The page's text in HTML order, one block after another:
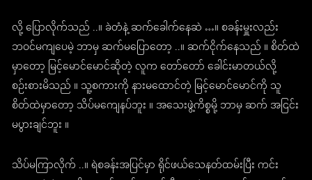
လို့ ပြောလိုက်သည် ..။ ခဲတံနဲ့ ဆက်ခေါက်နေဆဲ …။ စခန်းမှူးလည်း
ဘဝင်မကျပေမဲ့ ဘာမှ ဆက်မပြောတော့ ..။ ဆက်ငိုက်နေသည် ။ စိတ်ထဲ
မှာတော့ မြင့်မောင်မောင်ဆိုတဲ့ လူက တော်တော် ခေါင်းမာတယ်လို့
စဉ်းစားမိသည် ။ သူ့စကားကို နားမထောင်တဲ့ မြင့်မောင်မောင်ကို သူ
စိတ်ထဲမှာတော့ သိပ်မကျေနပ်ဘူး ။ အသေးဖွဲ့ကိစ္စမို့ ဘာမှ ဆက် အငြင်း
မပွားချင်ဘူး ။
သိပ်မကြာလိုက် ..။ ရဲစခန်းအပြင်မှာ ရိုင်ဖယ်သေနတ်ထမ်းပြီး ကင်း